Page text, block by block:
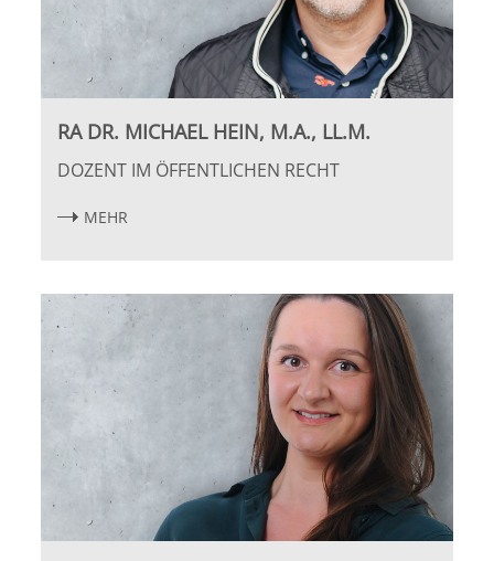
RA DR. MICHAEL HEIN, M.A., LL.M.
DOZENT IM ÖFFENTLICHEN RECHT
MEHR
Münster
Osnabrück
Passau
Regensburg
Rostock
Saarbrücken
Trier